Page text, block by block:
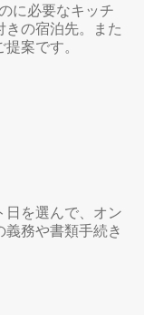
に必要なキッチ
の宿泊先。また
案です。
を選んで、オン
務や書類手続き